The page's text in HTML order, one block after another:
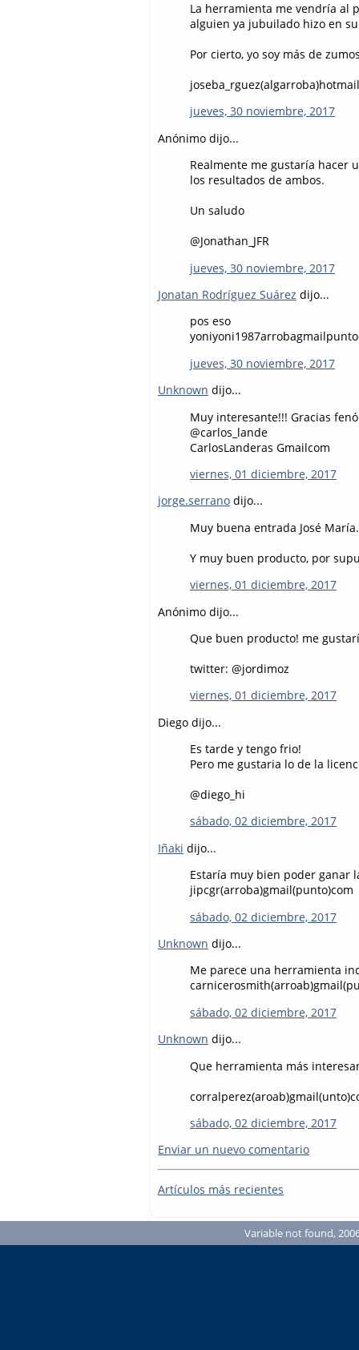
La herramienta me vendría al
alguien ya jubuilado hizo en
Por cierto, yo soy más de
jueves, 30 noviembre, 2017
Anónimo dijo...
Realmente me gustaría hacer
los resultados de ambos.
Un saludo
@Jonathan_JFR
jueves, 30 noviembre, 2017
Jonatan Rodríguez Suárez dijo...
pos eso
jueves, 30 noviembre, 2017
Unknown dijo...
Muy interesante!!! Gracias
@carlos_lande
CarlosLanderas Gmailcom
viernes, 01 diciembre, 2017
jorge.serrano dijo...
Muy buena entrada José María.
Y muy buen producto, por
viernes, 01 diciembre, 2017
Anónimo dijo...
Que buen producto! me
twitter: @jordimoz
viernes, 01 diciembre, 2017
Diego dijo...
Es tarde y tengo frio!
Pero me gustaria lo de la
@diego_hi
sábado, 02 diciembre, 2017
Iñaki dijo...
Estaría muy bien poder ganar
jipcgr(arroba)gmail(punto)com
sábado, 02 diciembre, 2017
Unknown dijo...
Me parece una herramienta
sábado, 02 diciembre, 2017
Unknown dijo...
Que herramienta más
sábado, 02 diciembre, 2017
Enviar un nuevo comentario
Artículos más recientes
Variable not found,